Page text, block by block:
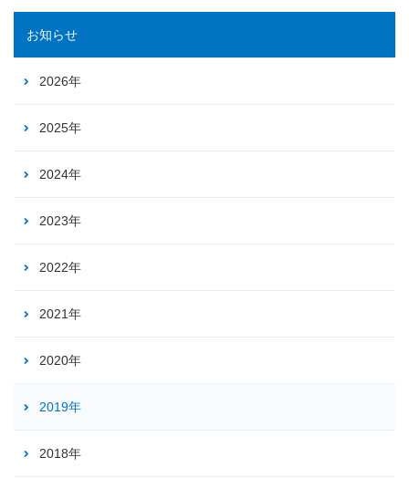
お知らせ
2026年
2025年
2024年
2023年
2022年
2021年
2020年
2019年
2018年